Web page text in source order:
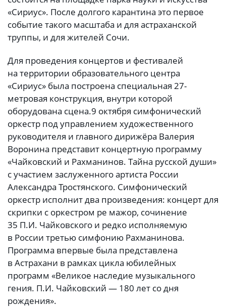
«Сириус». После долгого карантина это первое
событие такого масштаба и для астраханской
труппы, и для жителей Сочи.
Для проведения концертов и фестивалей
на территории образовательного центра
«Сириус» была построена специальная 27-
метровая конструкция, внутри которой
оборудована сцена.9 октября симфонический
оркестр под управлением художественного
руководителя и главного дирижёра Валерия
Воронина представит концертную программу
«Чайковский и Рахманинов. Тайна русской души»
с участием заслуженного артиста России
Александра Тростянского. Симфонический
оркестр исполнит два произведения: концерт для
скрипки с оркестром ре мажор, сочинение
35 П.И. Чайковского и редко исполняемую
в России третью симфонию Рахманинова.
Программа впервые была представлена
в Астрахани в рамках цикла юбилейных
программ «Великое наследие музыкального
гения. П.И. Чайковский — 180 лет со дня
рождения».